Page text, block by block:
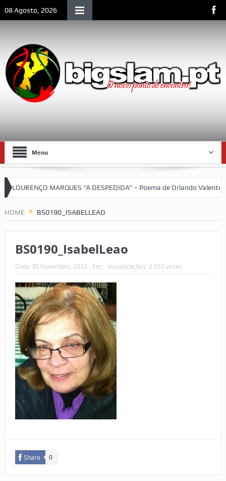
08 Agosto, 2026
Menu
LOURENÇO MARQUES “A DESPEDIDA” – Poema de Orlando Valente
HOME BS0190_ISABELLEAO
BS0190_IsabelLeao
Data: 30 Novembro, 2012 Em: Visualizações: 2.033 vezes
Share 0